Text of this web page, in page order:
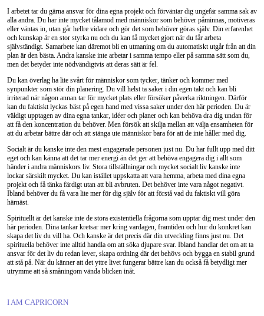
I arbetet tar du gärna ansvar för dina egna projekt och förväntar dig ungefär samma sak av
alla andra. Du har inte mycket tålamod med människor som behöver påminnas, motiveras
eller väntas in, utan går hellre vidare och gör det som behöver göras själv. Din erfarenhet
och kunskap är en stor styrka nu och du kan få mycket gjort när du får arbeta
självständigt. Samarbete kan däremot bli en utmaning om du automatiskt utgår från att din
plan är den bästa. Andra kanske inte arbetar i samma tempo eller på samma sätt som du,
men det betyder inte nödvändigtvis att deras sätt är fel.
Du kan överlag ha lite svårt för människor som tycker, tänker och kommer med
synpunkter som stör din planering. Du vill helst ta saker i din egen takt och kan bli
irriterad när någon annan tar för mycket plats eller försöker påverka riktningen. Därför
kan du faktiskt lyckas bäst på egen hand med vissa saker under den här perioden. Du är
väldigt upptagen av dina egna tankar, idéer och planer och kan behöva dra dig undan för
att få den koncentration du behöver. Men försök att skilja mellan att välja ensamheten för
att du arbetar bättre där och att stänga ute människor bara för att de inte håller med dig.
Socialt är du kanske inte den mest engagerade personen just nu. Du har fullt upp med ditt
eget och kan känna att det tar mer energi än det ger att behöva engagera dig i allt som
händer i andra människors liv. Stora tillställningar och mycket socialt liv kanske inte
lockar särskilt mycket. Du kan istället uppskatta att vara hemma, arbeta med dina egna
projekt och få tänka färdigt utan att bli avbruten. Det behöver inte vara något negativt.
Ibland behöver du få vara lite mer för dig själv för att förstå vad du faktiskt vill göra
härnäst.
Spirituellt är det kanske inte de stora existentiella frågorna som upptar dig mest under den
här perioden. Dina tankar kretsar mer kring vardagen, framtiden och hur du konkret kan
skapa det liv du vill ha. Och kanske är det precis där din utveckling finns just nu. Det
spirituella behöver inte alltid handla om att söka djupare svar. Ibland handlar det om att ta
ansvar för det liv du redan lever, skapa ordning där det behövs och bygga en stabil grund
att stå på. När du känner att det yttre livet fungerar bättre kan du också få betydligt mer
utrymme att så småningom vända blicken inåt.
I AM CAPRICORN